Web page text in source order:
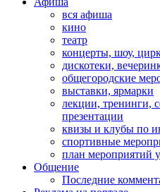
вся афиша
кино
театр
концерты, шоу,
дискотеки,
общегородские
выставки, ярмарки
лекции, тренинги,
презентации
квизы и клубы по
спортивные
план мероприятий
Общение
Последние